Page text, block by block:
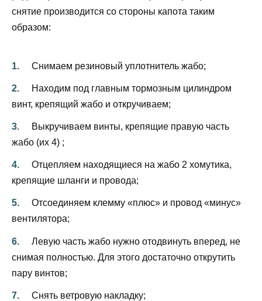
снятие производится со стороны капота таким
образом:
Снимаем резиновый уплотнитель жабо;
Находим под главным тормозным цилиндром
винт, крепящий жабо и откручиваем;
Выкручиваем винты, крепящие правую часть
жабо (их 4) ;
Отцепляем находящиеся на жабо 2 хомутика,
крепящие шланги и провода;
Отсоединяем клемму «плюс» и провод «минус»
вентилятора;
Левую часть жабо нужно отодвинуть вперед, не
снимая полностью. Для этого достаточно открутить
пару винтов;
Снять ветровую накладку;